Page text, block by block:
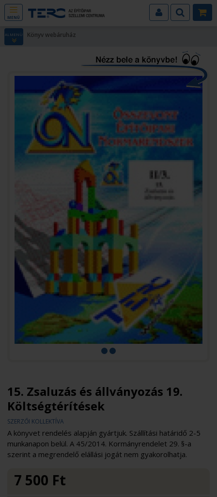
MENÜ
ALMENÜ Könyv webáruház
15. Zsaluzás és állványozás 19.
Költségtérítések
SZERZŐI KOLLEKTÍVA
A könyvet rendelés alapján gyártjuk. Szállítási határidő 2-5
munkanapon belül. A 45/2014. Kormányrendelet 29. §-a
szerint a megrendelő elállási jogát nem gyakorolhatja.
7 500 Ft